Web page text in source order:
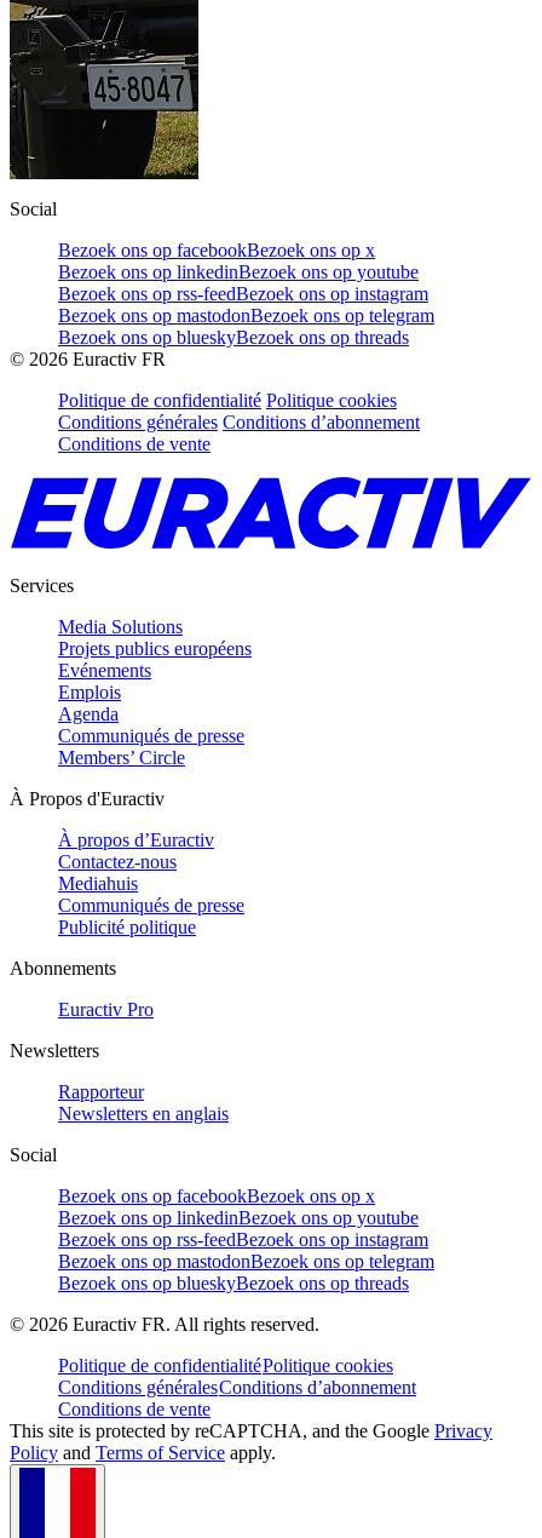
Social
Bezoek ons op facebookBezoek ons op x
Bezoek ons op linkedinBezoek ons op youtube
Bezoek ons op rss-feedBezoek ons op instagram
Bezoek ons op mastodonBezoek ons op telegram
Bezoek ons op blueskyBezoek ons op threads
© 2026 Euractiv FR
Politique de confidentialité Politique cookies
Conditions générales Conditions d’abonnement
Conditions de vente
Services
Media Solutions
Projets publics européens
Evénements
Emplois
Agenda
Communiqués de presse
Members’ Circle
À Propos d'Euractiv
À propos d’Euractiv
Contactez-nous
Mediahuis
Communiqués de presse
Publicité politique
Abonnements
Euractiv Pro
Newsletters
Rapporteur
Newsletters en anglais
Social
Bezoek ons op facebookBezoek ons op x
Bezoek ons op linkedinBezoek ons op youtube
Bezoek ons op rss-feedBezoek ons op instagram
Bezoek ons op mastodonBezoek ons op telegram
Bezoek ons op blueskyBezoek ons op threads
© 2026 Euractiv FR. All rights reserved.
Politique de confidentialitéPolitique cookies
Conditions généralesConditions d’abonnement
Conditions de vente
This site is protected by reCAPTCHA, and the Google Privacy
Policy and Terms of Service apply.